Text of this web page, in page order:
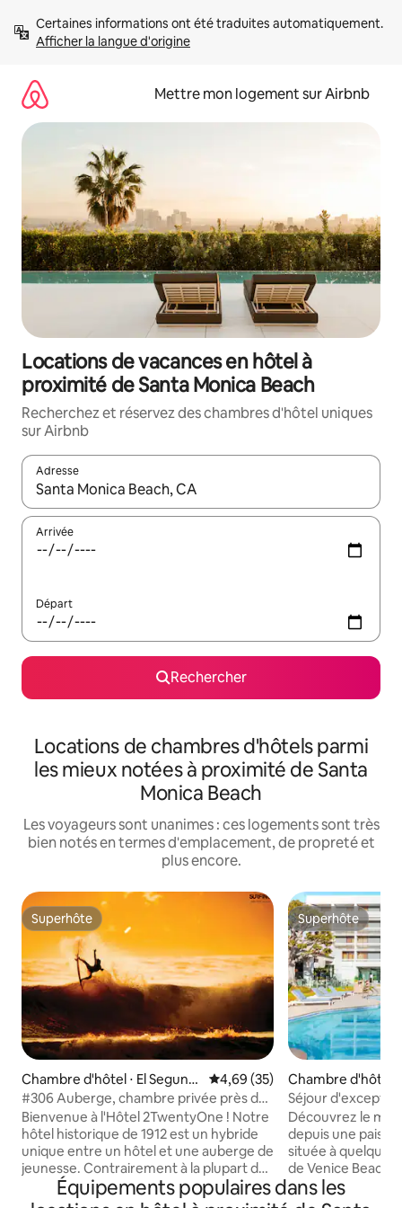
directement
Afficher la langue d'origine
Mettre mon logement sur Airbnb
Locations de vacances en hôtel à
proximité de Santa Monica Beach
Recherchez et réservez des chambres d'hôtel uniques
sur Airbnb
Adresse
Lorsque les résultats s'affichent, utilisez les flèches vers le
Arrivée
Départ
Rechercher
Locations de chambres d'hôtels parmi
les mieux notées à proximité de Santa
Monica Beach
Les voyageurs sont unanimes : ces logements sont très
bien notés en termes d'emplacement, de propreté et
plus encore.
Superhôte
Superhôte
Chambre d'hôtel ⋅ El Segund
o
Évaluation moyenne sur la
4,69 (35)
#306 Auberge, chambre privée près de
la plage et de LAX South Bay
Bienvenue à l'Hôtel 2TwentyOne ! Notre
hôtel historique de 1912 est un hybride
unique entre un hôtel et une auberge de
jeunesse. Contrairement à la plupart des
auberges, chaque chambre est privée.
Nos salles de bains, notre cuisine et nos
Superhôte
Superhôte
Chambre d'hôtel
Rey
Séjour
Marina del Rey +
Découvrez le
depuis une
située à quelques
de Venice Beach
Santa Monica,
lieux les plus
Équipements populaires dans les